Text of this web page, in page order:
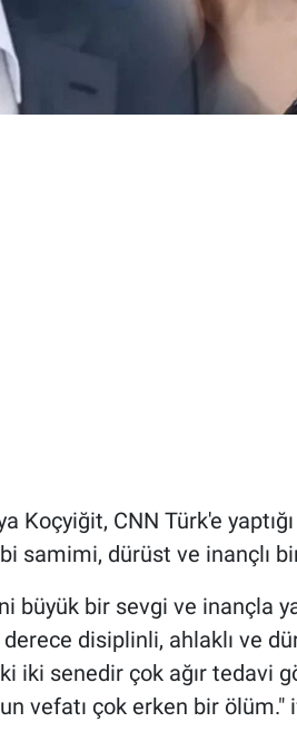
Koçyiğit, CNN Türk'e
samimi, dürüst ve inançlı
büyük bir sevgi ve inançla
disiplinli, ahlaklı ve
iki senedir çok ağır tedavi
vefatı çok erken bir ölüm."